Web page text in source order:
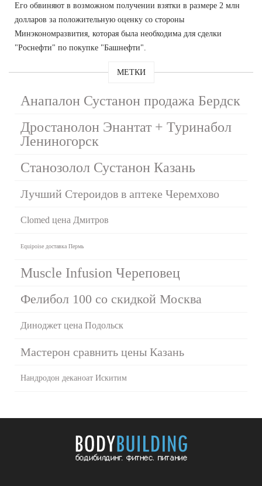
Его обвиняют в возможном получении взятки в размере 2 млн
долларов за положительную оценку со стороны
Минэкономразвития, которая была необходима для сделки
"Роснефти" по покупке "Башнефти".
МЕТКИ
Анапалон Сустанон продажа Бердск
Дростанолон Энантат + Туринабол
Лениногорск
Станозолол Сустанон Казань
Лучший Стероидов в аптеке Черемхово
Clomed цена Дмитров
Equipoise доставка Пермь
Muscle Infusion Череповец
Фелибол 100 со скидкой Москва
Диноджет цена Подольск
Мастерон сравнить цены Казань
Нандродон деканоат Искитим